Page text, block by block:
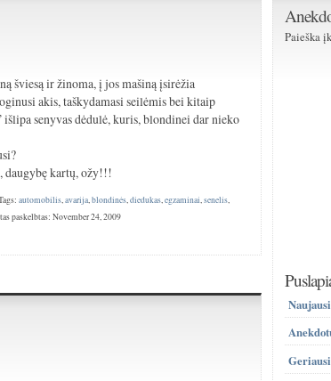
šviesą ir žinoma, į jos mašiną įsirėžia
akis, taškydamasi seilėmis bei kitaip
senyvas dėdulė, kuris, blondinei dar nieko
daugybę kartų, ožy!!!
automobilis,avarija,blondinės,diedukas,egzaminai,senelis,
paskelbtas: November 24, 2009
Paieška